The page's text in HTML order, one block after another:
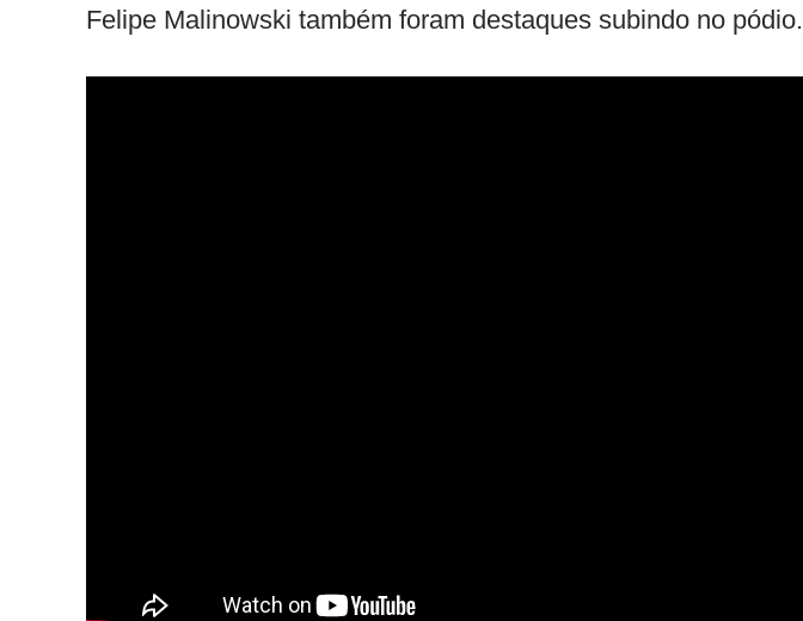
Felipe Malinowski também foram destaques subindo no pódio.